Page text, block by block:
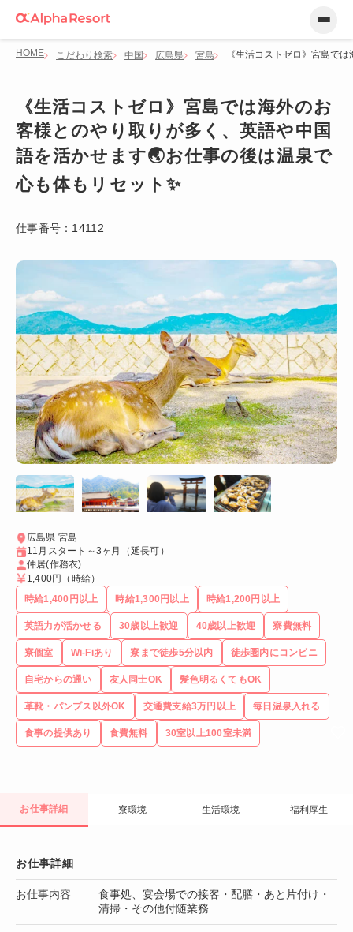
HOME こだわり検索 中国 広島県 宮島 《生活コストゼロ》宮島で
《生活コストゼロ》宮島では海外のお
客様とのやり取りが多く、英語や中国
語を活かせます🌏お仕事の後は温泉で
心も体もリセット✨
仕事番号： 14112
広島県 宮島
11月スタート～3ヶ月（延長可）
仲居(作務衣)
1,400円 （時給）
時給1,400円以上
時給1,300円以上 時給1,200円以上
英語力が活かせる 30歳以上歓迎 40歳以上歓迎 寮費無料
寮個室 Wi-Fiあり 寮まで徒歩5分以内 徒歩圏内にコンビニ
自宅からの通い 友人同士OK 髪色明るくてもOK
革靴・パンプス以外OK 交通費支給3万円以上 毎日温泉入れる
食事の提供あり 食費無料 30室以上100室未満
お仕事詳細 寮環境 生活環境 福利厚生
お仕事詳細
お仕事内容
食事処、宴会場での接客・配膳・あと片付け・
清掃・その他付随業務